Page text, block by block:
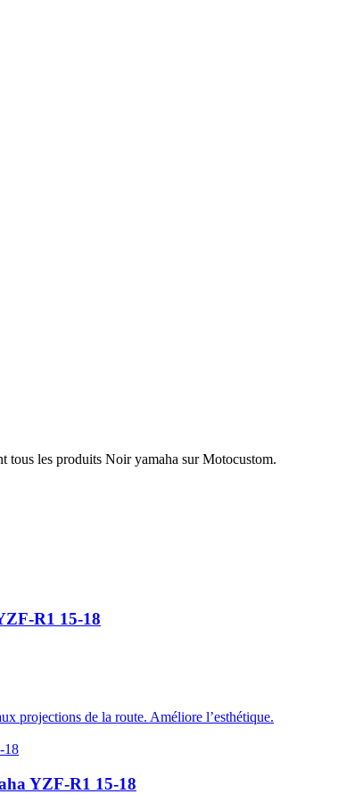
tous les produits Noir yamaha sur Motocustom.
R1 15-18
projections de la route. Améliore l’esthétique.
YZF-R1 15-18